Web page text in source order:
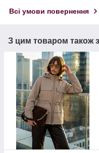
Всі умови повернення
З цим товаром також